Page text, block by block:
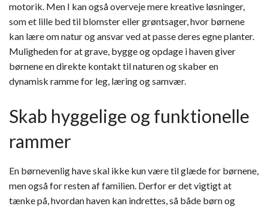
motorik. Men I kan også overveje mere kreative løsninger,
som et lille bed til blomster eller grøntsager, hvor børnene
kan lære om natur og ansvar ved at passe deres egne planter.
Muligheden for at grave, bygge og opdage i haven giver
børnene en direkte kontakt til naturen og skaber en
dynamisk ramme for leg, læring og samvær.
Skab hyggelige og funktionelle
rammer
En børnevenlig have skal ikke kun være til glæde for børnene,
men også for resten af familien. Derfor er det vigtigt at
tænke på, hvordan haven kan indrettes, så både børn og